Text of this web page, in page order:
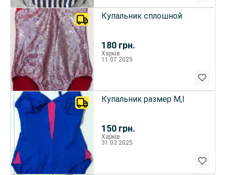
180 грн.
Купальник сплошной
Харків
11.07.2025
150 грн.
Купальник размер M,l
Харків
31.03.2025